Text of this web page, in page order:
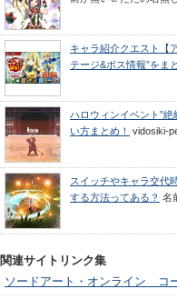
キャラ紹介クエスト【
テージ&ボス情報”をま
ハロウィンイベント”
い方まとめ！
vidosiki-
スイッチやキャラ交代
する方法ってある？ 名
関連サイトリンク集
ソードアート・オンライン コ